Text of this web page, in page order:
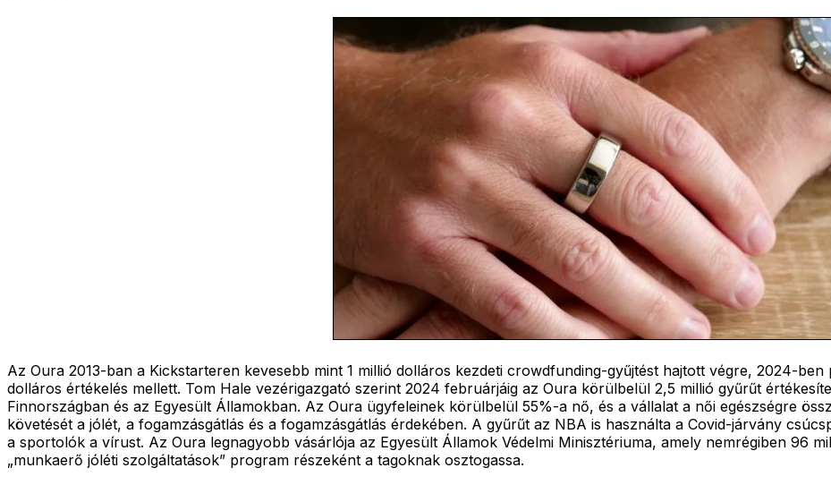
Az Oura 2013-ban a Kickstarteren kevesebb mint 1 millió dolláros kezdeti crowdfunding-gyűjtést hajtott végre, 2024-
dolláros értékelés mellett. Tom Hale vezérigazgató szerint 2024 februárjáig az Oura körülbelül 2,5 millió gyűrűt
Finnországban és az Egyesült Államokban. Az Oura ügyfeleinek körülbelül 55%-a nő, és a vállalat a női egészségre
követését a jólét, a fogamzásgátlás és a fogamzásgátlás érdekében. A gyűrűt az NBA is használta a Covid-járvány
a sportolók a vírust. Az Oura legnagyobb vásárlója az Egyesült Államok Védelmi Minisztériuma, amely nemrégiben 96
„munkaerő jóléti szolgáltatások” program részeként a tagoknak osztogassa.